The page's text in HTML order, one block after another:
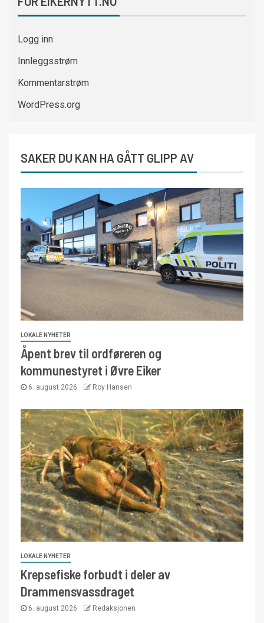
Logg inn
Innleggsstrøm
Kommentarstrøm
WordPress.org
SAKER DU KAN HA GÅTT GLIPP AV
LOKALE NYHETER
Åpent brev til ordføreren og
kommunestyret i Øvre Eiker
6. august 2026 Roy Hansen
LOKALE NYHETER
Krepsefiske forbudt i deler av
Drammensvassdraget
6. august 2026 Redaksjonen